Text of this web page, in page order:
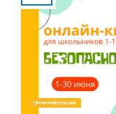
ПРОФОРИЕНТАЦИЯ